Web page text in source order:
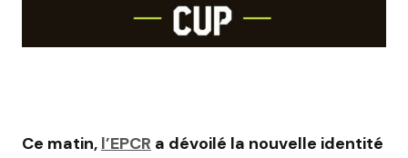
Ce matin, l’EPCR a dévoilé la nouvelle identité